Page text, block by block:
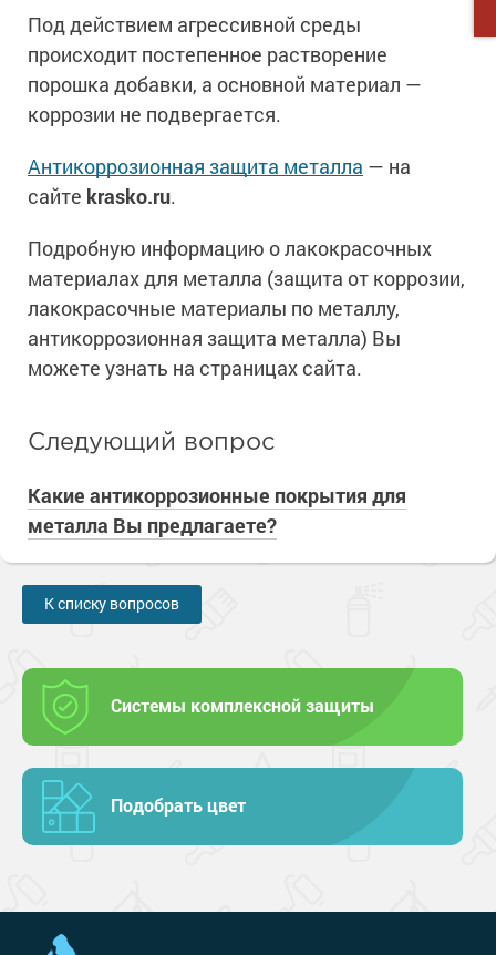
Под действием агрессивной среды
происходит постепенное растворение
порошка добавки, а основной материал —
коррозии не подвергается.
Антикоррозионная защита металла — на
сайте krasko.ru.
Подробную информацию о лакокрасочных
материалах для металла (защита от коррозии,
лакокрасочные материалы по металлу,
антикоррозионная защита металла) Вы
можете узнать на страницах сайта.
Следующий вопрос
Какие антикоррозионные покрытия для
металла Вы предлагаете?
К списку вопросов
Системы комплексной защиты
Подобрать цвет